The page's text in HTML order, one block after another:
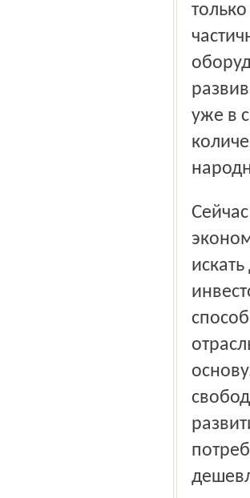
уже в
Сейчас на государственные вложения в развитие